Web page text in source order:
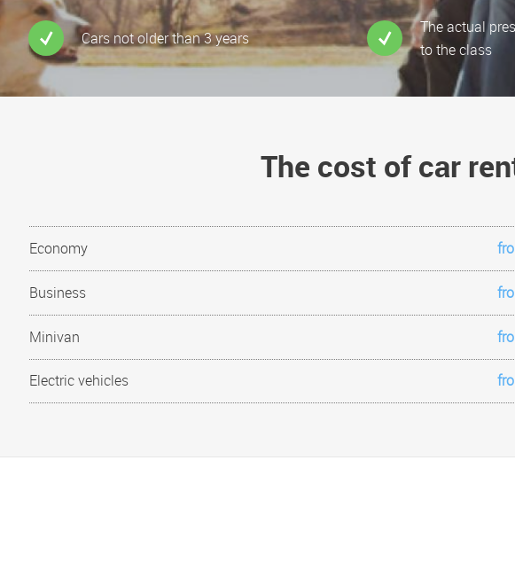
Cars not older than 3 years
The actual
to the class
The cost of car
Economy
Business
Minivan
Electric vehicles